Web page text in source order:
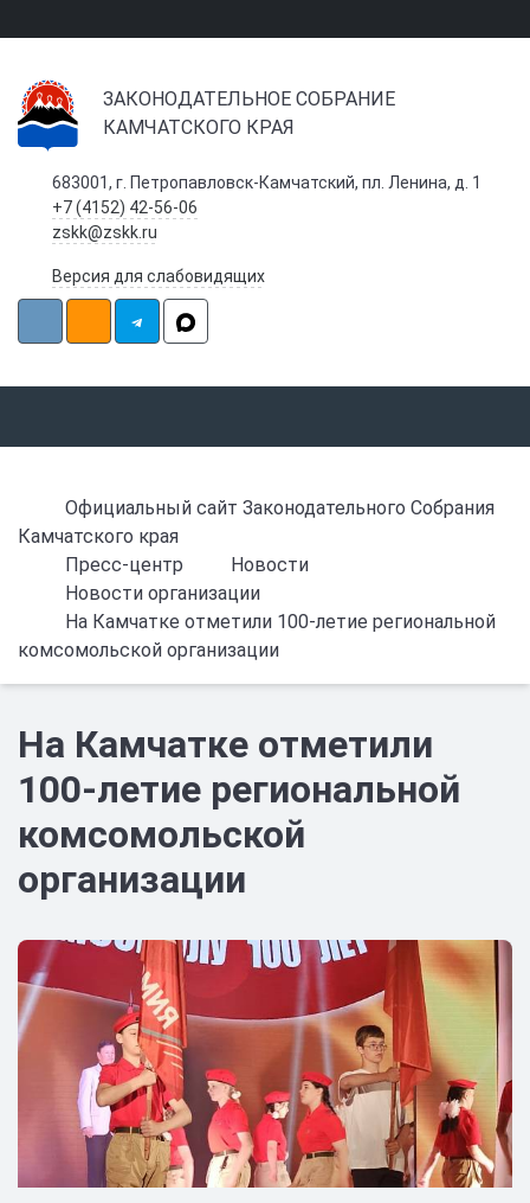
ЗАКОНОДАТЕЛЬНОЕ СОБРАНИЕ
КАМЧАТСКОГО КРАЯ
683001, г. Петропавловск-Камчатский, пл. Ленина, д. 1
+7 (4152) 42-56-06
zskk@zskk.ru
Версия для слабовидящих
Официальный сайт Законодательного Собрания
Камчатского края
Пресс-центр
Новости
Новости организации
На Камчатке отметили 100-летие региональной
комсомольской организации
На Камчатке отметили
100-летие региональной
комсомольской
организации